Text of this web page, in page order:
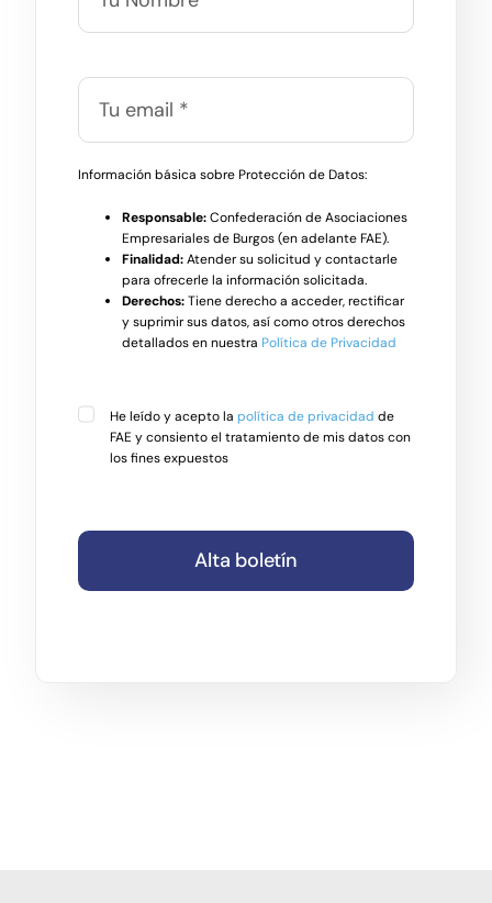
Información básica sobre Protección de Datos:
Responsable:Confederación de Asociaciones
Empresariales de Burgos (en adelante FAE).
Finalidad:Atender su solicitud y contactarle
para ofrecerle la información solicitada.
Derechos:Tiene derecho a acceder, rectificar
y suprimir sus datos, así como otros derechos
detallados en nuestra Política de Privacidad
He leído y acepto la política de privacidad de
FAE y consiento el tratamiento de mis datos con
los fines expuestos
Alta boletín